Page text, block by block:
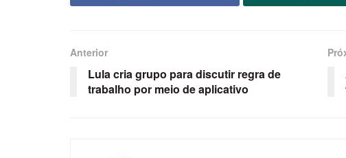
Anterior
Lula cria grupo para discutir regra de
trabalho por meio de aplicativo